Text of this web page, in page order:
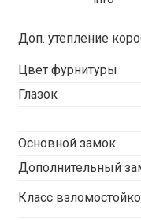
Доп. утепление
Цвет фурнитуры
Глазок
Основной замок
Дополнительный
Класс